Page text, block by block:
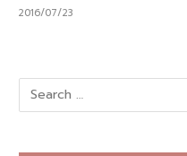
2016/07/23